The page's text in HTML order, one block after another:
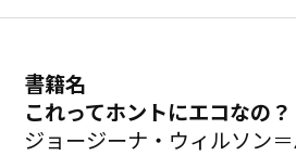
書籍名
これってホントにエコなの？
ジョージーナ・ウィルソン